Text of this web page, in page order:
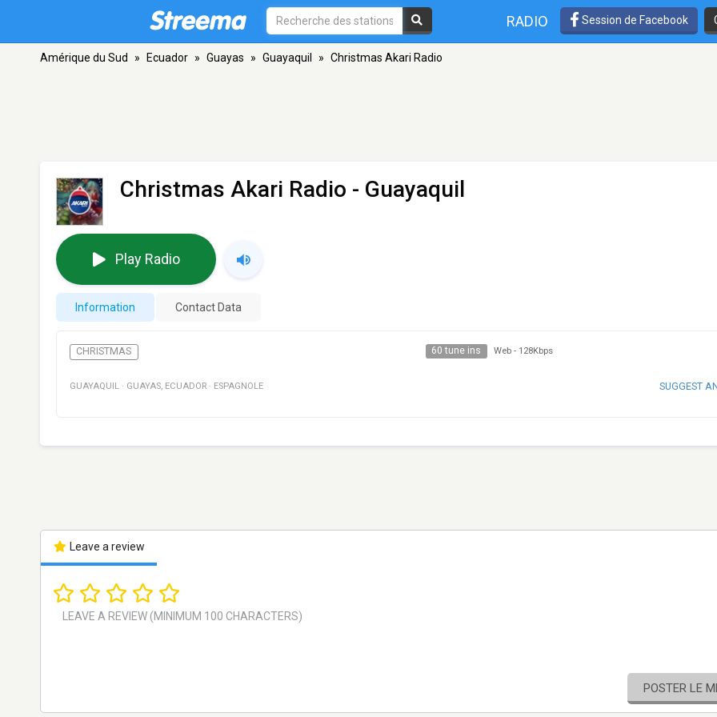
RADIO Session de Facebook
Amérique du Sud » Ecuador » Guayas » Guayaquil » Christmas Akari Radio
Christmas Akari Radio - Guayaquil
Play Radio
Information Contact Data
CHRISTMAS 60 tune ins Web - 128Kbps
GUAYAQUIL · GUAYAS, ECUADOR · ESPAGNOLE SUGGEST
Leave a review
POSTER LE